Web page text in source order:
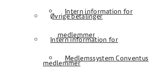
Intern information for
medlemmer
Medlemssystem Conventus
Øvrige betalinger
Intern information for
medlemmer